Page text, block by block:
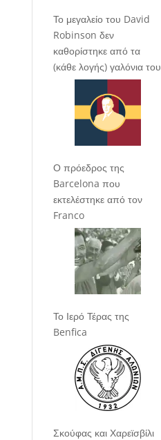
Το μεγαλείο του David
Robinson δεν
καθορίστηκε από τα
(κάθε λογής) γαλόνια του
Ο πρόεδρος της
Barcelona που
εκτελέστηκε από τον
Franco
Το Ιερό Τέρας της
Benfica
Σκούφας και Χαρεϊσβίλι